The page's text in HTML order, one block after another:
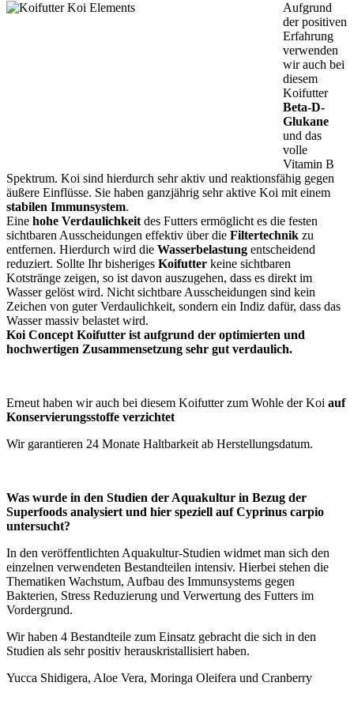
Aufgrund
der positiven
Erfahrung
verwenden
wir auch bei
diesem
Koifutter
Beta-D-
Glukane
und das
volle
Vitamin B
Spektrum. Koi sind hierdurch sehr aktiv und reaktionsfähig gegen
äußere Einflüsse. Sie haben ganzjährig sehr aktive Koi mit einem
stabilen Immunsystem.
Eine hohe Verdaulichkeitdes Futters ermöglicht es die festen
sichtbaren Ausscheidungen effektiv über die Filtertechnik zu
entfernen. Hierdurch wird die Wasserbelastung entscheidend
reduziert. Sollte Ihr bisheriges Koifutter keine sichtbaren
Kotstränge zeigen, so ist davon auszugehen, dass es direkt im
Wasser gelöst wird. Nicht sichtbare Ausscheidungen sind kein
Zeichen von guter Verdaulichkeit, sondern ein Indiz dafür, dass das
Wasser massiv belastet wird.
Koi Concept Koifutter ist aufgrund der optimierten und
hochwertigen Zusammensetzung sehr gut verdaulich.
Erneut haben wir auch bei diesem Koifutter zum Wohle der Koi auf
Konservierungsstoffe verzichtet
Wir garantieren 24 Monate Haltbarkeit ab Herstellungsdatum.
Was wurde in den Studien der Aquakultur in Bezug der
Superfoods analysiert und hier speziell auf Cyprinus carpio
untersucht?
In den veröffentlichten Aquakultur-Studien widmet man sich den
einzelnen verwendeten Bestandteilen intensiv. Hierbei stehen die
Thematiken Wachstum, Aufbau des Immunsystems gegen
Bakterien, Stress Reduzierung und Verwertung des Futters im
Vordergrund.
Wir haben 4 Bestandteile zum Einsatz gebracht die sich in den
Studien als sehr positiv herauskristallisiert haben.
Yucca Shidigera, Aloe Vera, Moringa Oleifera und Cranberry